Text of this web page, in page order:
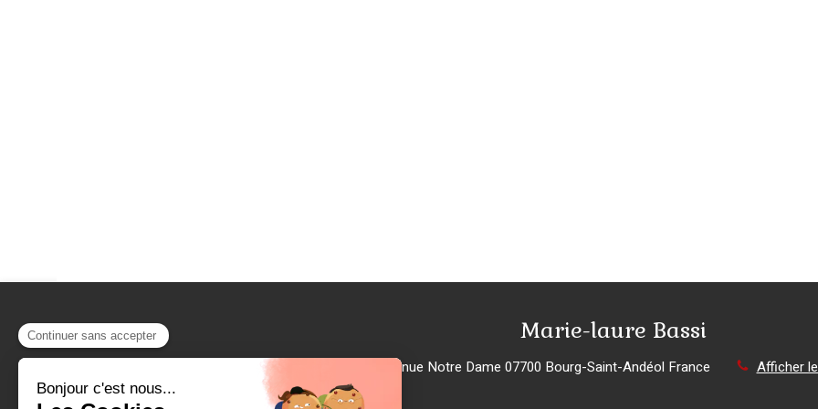
Marie-laure Bassi
8 Avenue Notre Dame 07700 Bourg-Saint-Andéol France Afficher